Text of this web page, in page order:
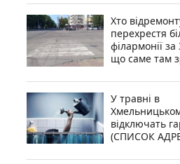
Хто
перехрестя
філармонії за
що саме там
У травні в
відключать
(СПИСОК